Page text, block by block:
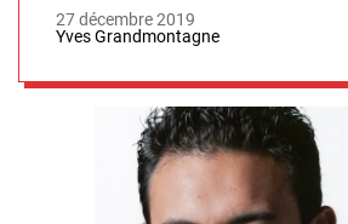
27 décembre 2019
Yves Grandmontagne